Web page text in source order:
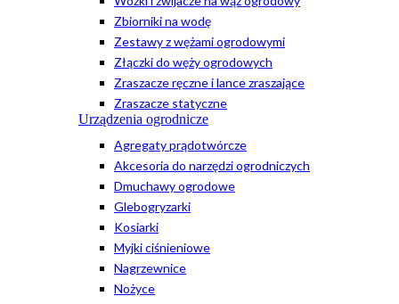
Zbiorniki na wodę
Zestawy z wężami ogrodowymi
Złączki do węży ogrodowych
Zraszacze ręczne i lance zraszające
Zraszacze statyczne
Urządzenia ogrodnicze
Agregaty prądotwórcze
Akcesoria do narzędzi ogrodniczych
Dmuchawy ogrodowe
Glebogryzarki
Kosiarki
Myjki ciśnieniowe
Nagrzewnice
Nożyce